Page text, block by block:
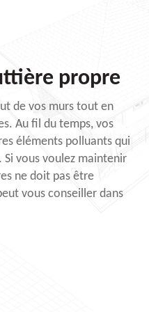
propre
de vos murs tout en
Au fil du temps, vos
éléments polluants qui
vous voulez maintenir
ne doit pas être
vous conseiller dans